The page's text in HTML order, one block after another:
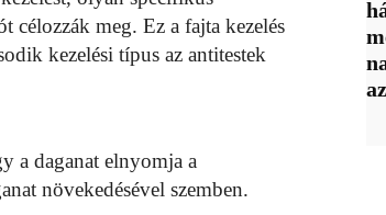
célozzák meg. Ez a fajta kezelés
kezelési típus az antitestek
a daganat elnyomja a
növekedésével szemben.